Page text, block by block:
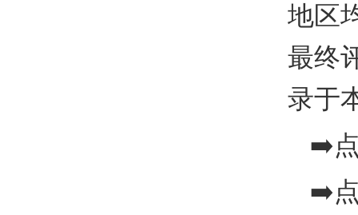
地区
最终
录于
➡️
➡️